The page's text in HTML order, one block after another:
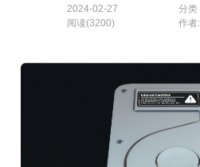
2024-02-27 分类
阅读(3200) 作者